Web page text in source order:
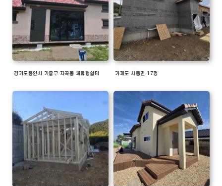
경기도용인시 기흥구 지곡동 체류형쉼터 거제도 사등면 17평